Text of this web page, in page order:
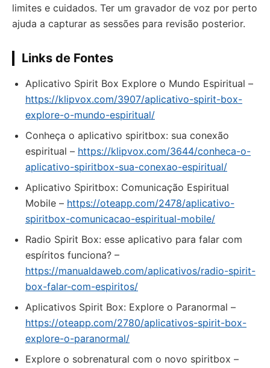
limites e cuidados. Ter um gravador de voz por perto
ajuda a capturar as sessões para revisão posterior.
Links de Fontes
Aplicativo Spirit Box Explore o Mundo Espiritual –
https://klipvox.com/3907/aplicativo-spirit-box-
explore-o-mundo-espiritual/
Conheça o aplicativo spiritbox: sua conexão
espiritual – https://klipvox.com/3644/conheca-o-
aplicativo-spiritbox-sua-conexao-espiritual/
Aplicativo Spiritbox: Comunicação Espiritual
Mobile – https://oteapp.com/2478/aplicativo-
spiritbox-comunicacao-espiritual-mobile/
Radio Spirit Box: esse aplicativo para falar com
espíritos funciona? –
https://manualdaweb.com/aplicativos/radio-spirit-
box-falar-com-espiritos/
Aplicativos Spirit Box: Explore o Paranormal –
https://oteapp.com/2780/aplicativos-spirit-box-
explore-o-paranormal/
Explore o sobrenatural com o novo spiritbox –